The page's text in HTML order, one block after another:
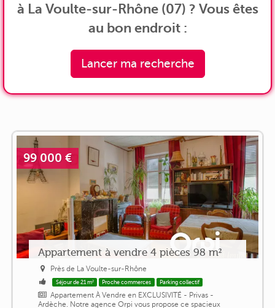
à La Voulte-sur-Rhône (07) ? Vous êtes
au bon endroit :
Lancer ma recherche
99 000 €
Appartement à vendre 4 pièces 98 m²
Près de La Voulte-sur-Rhône
Séjour de 21 m² Proche commerces Parking collectif
Appartement À Vendre en EXCLUSIVITÉ - Privas -
Ardèche. Notre agence Orpi vous propose ce spacieux